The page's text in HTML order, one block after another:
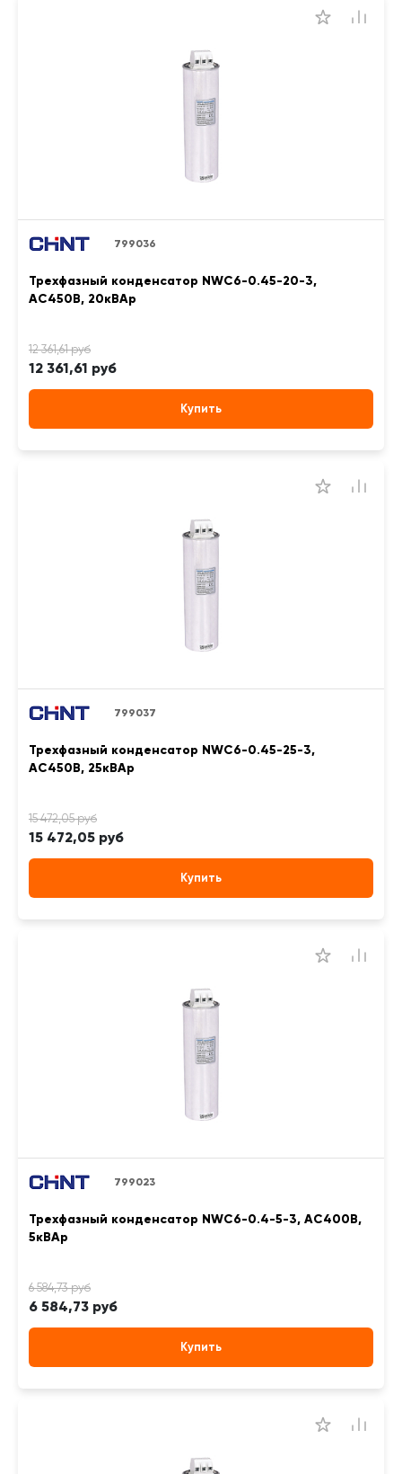
799036
Трехфазный конденсатор NWC6-0.45-20-3,
АС450В, 20кВАр
12 361,61 руб
Купить
799037
Трехфазный конденсатор NWC6-0.45-25-3,
АС450В, 25кВАр
15 472,05 руб
Купить
799023
Трехфазный конденсатор NWC6-0.4-5-3, АС400В,
5кВАр
6 584,73 руб
Купить